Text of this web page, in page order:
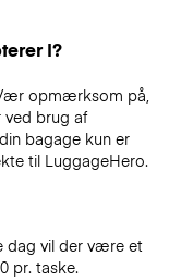
I?
opmærksom på,
brug af
bagage kun er
til LuggageHero.
dag vil der være et
pr. taske.